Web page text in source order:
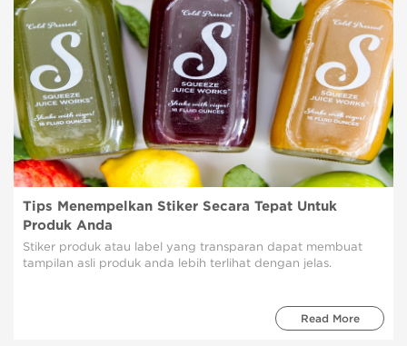
Tips Menempelkan Stiker Secara Tepat Untuk
Produk Anda
Stiker produk atau label yang transparan dapat membuat
tampilan asli produk anda lebih terlihat dengan jelas.
Read More